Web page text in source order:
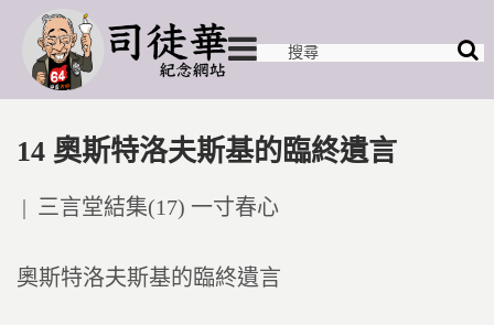
14 奧斯特洛夫斯基的臨終遺言
Posted
三言堂結集(17) 一寸春心
奧斯特洛夫斯基的臨終遺言